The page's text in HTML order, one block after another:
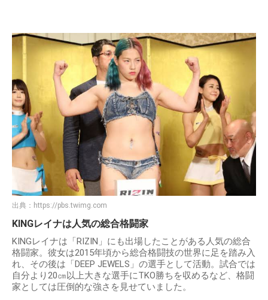
出典： https://pbs.twimg.com
KINGレイナは人気の総合格闘家
KINGレイナは「RIZIN」にも出場したことがある人気の総合
格闘家。彼女は2015年頃から総合格闘技の世界に足を踏み入
れ、その後は「DEEP JEWELS」の選手として活動。試合では
自分より20㎝以上大きな選手にTKO勝ちを収めるなど、格闘
家としては圧倒的な強さを見せていました。